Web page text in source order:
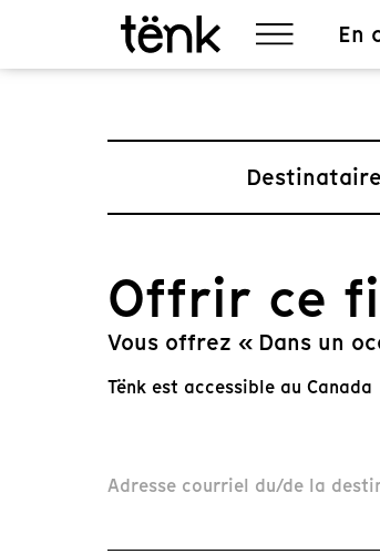
En
Destinataire
Offrir ce
Vous offrez « Dans un
Tënk est accessible au Canada
Adresse courriel du/de la